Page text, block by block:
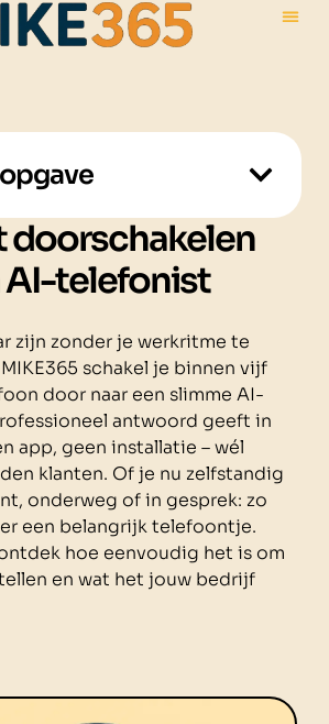
doorschakelen
AI-telefonist
zijn zonder je werkritme te
schakel je binnen vijf
door naar een slimme AI-
antwoord geeft in
app, geen installatie – wél
klanten. Of je nu zelfstandig
onderweg of in gesprek: zo
een belangrijk telefoontje.
hoe eenvoudig het is om
en wat het jouw bedrijf